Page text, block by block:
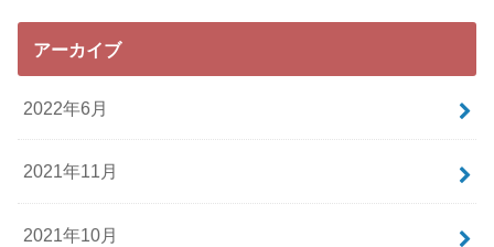
アーカイブ
2022年6月
2021年11月
2021年10月